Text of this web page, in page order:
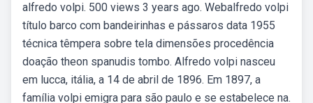
alfredo volpi. 500 views 3 years ago. Webalfredo volpi
título barco com bandeirinhas e pássaros data 1955
técnica têmpera sobre tela dimensões procedência
doação theon spanudis tombo. Alfredo volpi nasceu
em lucca, itália, a 14 de abril de 1896. Em 1897, a
família volpi emigra para são paulo e se estabelece na.